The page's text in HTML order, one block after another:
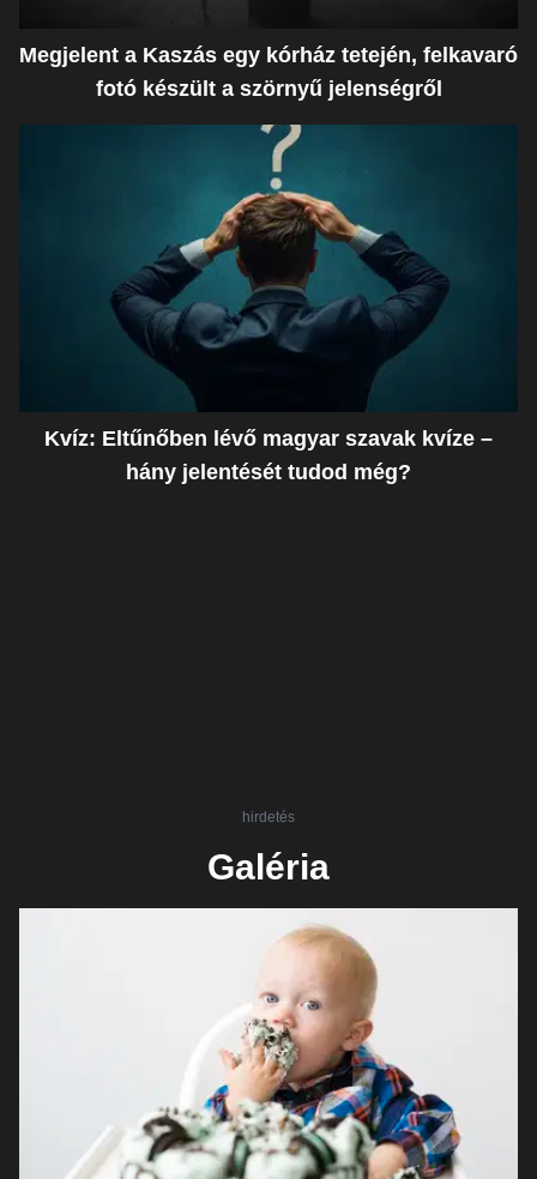
Megjelent a Kaszás egy kórház tetején, felkavaró
fotó készült a szörnyű jelenségről
Kvíz: Eltűnőben lévő magyar szavak kvíze –
hány jelentését tudod még?
hirdetés
Galéria